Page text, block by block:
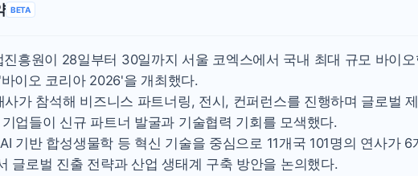
폭염 누그러지고 가뭄 숙지
사우디·튀르키예·파키스
BETA
진흥원이 28일부터 30일까지 서울 코엑스에서 국내 최대 규모 바이
이오 코리아 2026'을 개최했다.
사가 참석해 비즈니스 파트너링, 전시, 컨퍼런스를 진행하며 글로벌
업들이 신규 파트너 발굴과 기술협력 기회를 모색했다.
기반 합성생물학 등 혁신 기술을 중심으로 11개국 101명의 연사가 6
글로벌 진출 전략과 산업 생태계 구축 방안을 논의했다.